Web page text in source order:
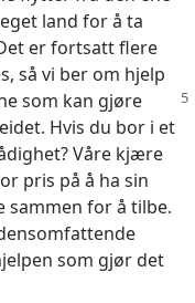
land for å ta
er fortsatt flere
så vi ber om hjelp
som kan gjøre
Hvis du bor i et
Våre kjære
pris på å ha sin
sammen for å tilbe.
som gjør det